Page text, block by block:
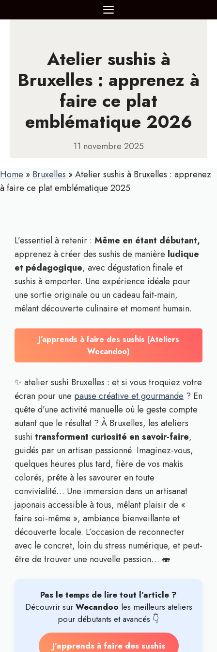
au
MENU
Atelier sushis à
Bruxelles : apprenez à
faire ce plat
emblématique 2026
11 novembre 2025
Home » Bruxelles »Atelier sushis à Bruxelles : apprenez
à faire ce plat emblématique 2025
L’essentiel à retenir : Même en étant débutant,
apprenez à créer des sushis de manière ludique
et pédagogique, avec dégustation finale et
sushis à emporter. Une expérience idéale pour
une sortie originale ou un cadeau fait-main,
mêlant découverte culinaire et moment humain.
J’apprends à faire des sushis (Ateliers
Wecandoo)
✨ atelier sushi Bruxelles : et si vous troquiez votre
écran pour une pause créative et gourmande ? En
quête d’une activité manuelle où le geste compte
autant que le résultat ? À Bruxelles, les ateliers
sushi transforment curiosité en savoir-faire,
guidés par un artisan passionné. Imaginez-vous,
quelques heures plus tard, fière de vos makis
colorés, prête à les savourer en toute
convivialité… Une immersion dans un artisanat
japonais accessible à tous, mêlant plaisir de «
faire soi-même », ambiance bienveillante et
découverte locale. L’occasion de reconnecter
avec le concret, loin du stress numérique, et peut-
être de trouver une nouvelle passion… 🍣
Pas le temps de lire tout l’article ?
Découvrir sur Wecandoo les meilleurs ateliers
pour débutants et avancés 👇
J’apprends à faire des sushis